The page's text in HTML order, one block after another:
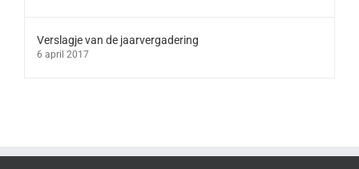
Verslagje van de jaarvergadering
6 april 2017